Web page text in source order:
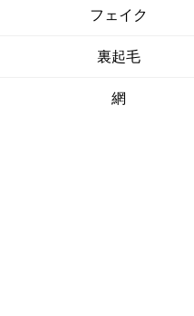
フェイク
裏起毛
網